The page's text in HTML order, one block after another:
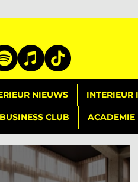
NIEUWS INTERIEUR
BUSINESS CLUB ACADEMIE